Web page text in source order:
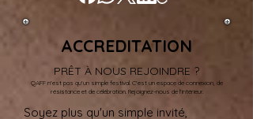
ACCREDITATION
PRÊT À NOUS REJOINDRE ?
QAFF n'est pas qu'un simple festival. C'est un espace de connexion, de
résistance et de célébration. Rejoignez-nous de l'intérieur.
Soyez plus qu'un simple invité,